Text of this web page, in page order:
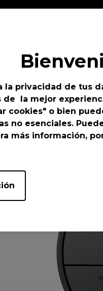
la privacidad de tus
la mejor
cookies" o bien
no esenciales.
más información,
acceder rápidamente al